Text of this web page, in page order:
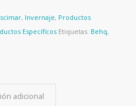
, Invernaje, Productos
Específicos Etiquetas: Behq,
adicional